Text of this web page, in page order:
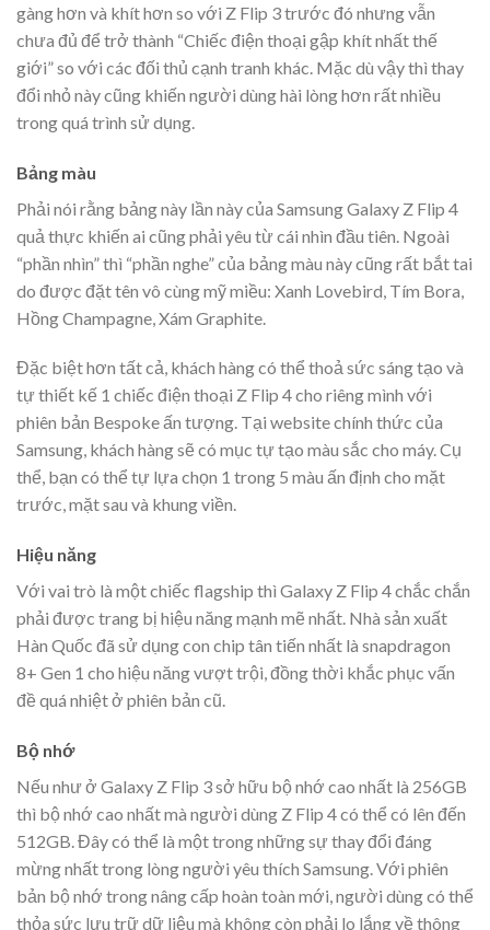
gàng hơn và khít hơn so với Z Flip 3 trước đó nhưng vẫn
chưa đủ để trở thành “Chiếc điện thoại gập khít nhất thế
giới” so với các đối thủ cạnh tranh khác. Mặc dù vậy thì thay
đổi nhỏ này cũng khiến người dùng hài lòng hơn rất nhiều
trong quá trình sử dụng.
Bảng màu
Phải nói rằng bảng này lần này của Samsung Galaxy Z Flip 4
quả thực khiến ai cũng phải yêu từ cái nhìn đầu tiên. Ngoài
“phần nhìn” thì “phần nghe” của bảng màu này cũng rất bắt tai
do được đặt tên vô cùng mỹ miều: Xanh Lovebird, Tím Bora,
Hồng Champagne, Xám Graphite.
Đặc biệt hơn tất cả, khách hàng có thể thoả sức sáng tạo và
tự thiết kế 1 chiếc điện thoại Z Flip 4 cho riêng mình với
phiên bản Bespoke ấn tượng. Tại website chính thức của
Samsung, khách hàng sẽ có mục tự tạo màu sắc cho máy. Cụ
thể, bạn có thể tự lựa chọn 1 trong 5 màu ấn định cho mặt
trước, mặt sau và khung viền.
Hiệu năng
Với vai trò là một chiếc flagship thì Galaxy Z Flip 4 chắc chắn
phải được trang bị hiệu năng mạnh mẽ nhất. Nhà sản xuất
Hàn Quốc đã sử dụng con chip tân tiến nhất là snapdragon
8+ Gen 1 cho hiệu năng vượt trội, đồng thời khắc phục vấn
đề quá nhiệt ở phiên bản cũ.
Bộ nhớ
Nếu như ở Galaxy Z Flip 3 sở hữu bộ nhớ cao nhất là 256GB
thì bộ nhớ cao nhất mà người dùng Z Flip 4 có thể có lên đến
512GB. Đây có thể là một trong những sự thay đổi đáng
mừng nhất trong lòng người yêu thích Samsung. Với phiên
bản bộ nhớ trong nâng cấp hoàn toàn mới, người dùng có thể
thỏa sức lưu trữ dữ liệu mà không còn phải lo lắng về thông